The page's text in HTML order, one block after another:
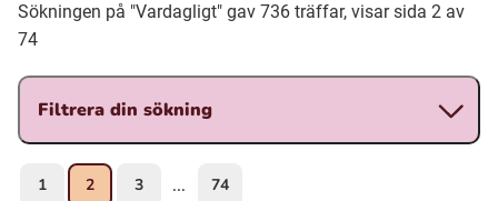
Davvisámegiella (Nordsamiska)
Bidumsámegiella (Pitesamiska)
Sökningen på "Vardagligt" gav 736 träffar, visar sida 2 av
74
Filtrera din sökning
1 2 3 ... 74